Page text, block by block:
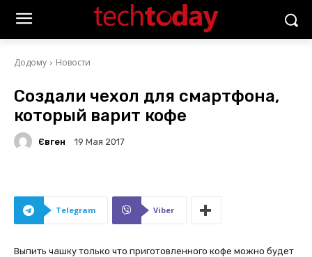
Додому Новости
Создали чехол для смартфона,
который варит кофе
Євген 19 Мая 2017
Telegram Viber
Выпить чашку только что приготовленного кофе можно будет